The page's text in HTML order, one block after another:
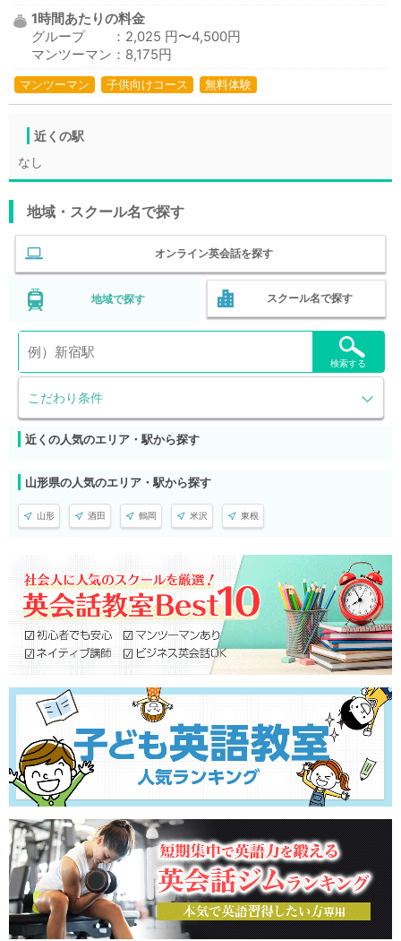
1時間あたりの料金
グループ ：2,025 円〜4,500円
マンツーマン：8,175円
マンツーマン 子供向けコース 無料体験
近くの駅
なし
地域・スクール名で探す
オンライン英会話を探す
地域で探す スクール名で探す
こだわり条件
検索する
近くの人気のエリア・駅から探す
山形県の人気のエリア・駅から探す
山形 酒田 鶴岡 米沢 東根